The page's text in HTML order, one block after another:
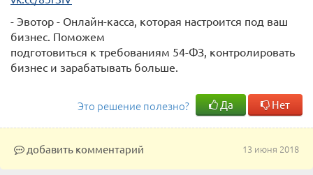
- Эвотор - Онлайн-касса, которая настроится под ваш
бизнес. Поможем
подготовиться к требованиям 54-ФЗ, контролировать
бизнес и зарабатывать больше.
Это решение полезно? Да Нет
13 июня 2018
добавить комментарий